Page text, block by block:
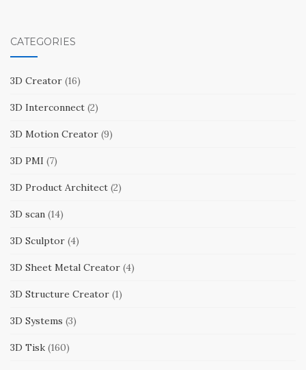
CATEGORIES
3D Creator (16)
3D Interconnect (2)
3D Motion Creator (9)
3D PMI (7)
3D Product Architect (2)
3D scan (14)
3D Sculptor (4)
3D Sheet Metal Creator (4)
3D Structure Creator (1)
3D Systems (3)
3D Tisk (160)